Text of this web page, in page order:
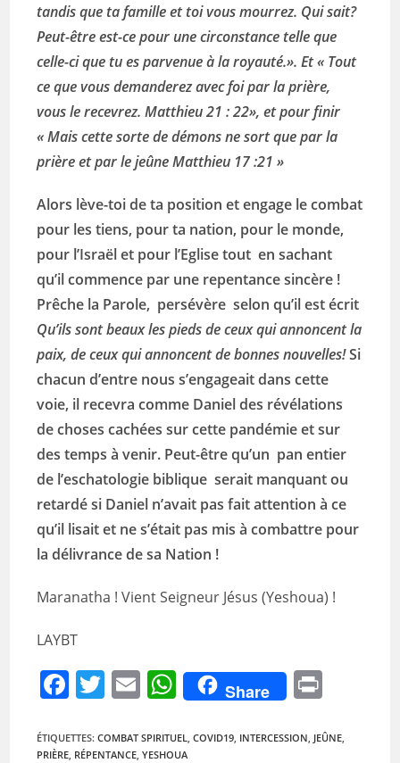
tandis que ta famille et toi vous mourrez. Qui sait?
Peut-être est-ce pour une circonstance telle que
celle-ci que tu es parvenue à la royauté.». Et « Tout
ce que vous demanderez avec foi par la prière,
vous le recevrez. Matthieu 21 : 22», et pour finir
« Mais cette sorte de démons ne sort que par la
prière et par le jeûne Matthieu 17 :21 »
Alors lève-toi de ta position et engage le combat
pour les tiens, pour ta nation, pour le monde,
pour l’Israël et pour l’Eglise tout en sachant
qu’il commence par une repentance sincère !
Prêche la Parole, persévère selon qu’il est écrit
Qu’ils sont beaux les pieds de ceux qui annoncent la
paix, de ceux qui annoncent de bonnes nouvelles!Si
chacun d’entre nous s’engageait dans cette
voie, il recevra comme Daniel des révélations
de choses cachées sur cette pandémie et sur
des temps à venir. Peut-être qu’un pan entier
de l’eschatologie biblique serait manquant ou
retardé si Daniel n’avait pas fait attention à ce
qu’il lisait et ne s’était pas mis à combattre pour
la délivrance de sa Nation !
Maranatha ! Vient Seigneur Jésus (Yeshoua) !
LAYBT
F
c
T
itt
E
ai
W
h
at
Share
t
ÉTIQUETTES:COMBAT SPIRITUEL COVID19 INTERCESSION JEÛNE
PRIÈRE RÉPENTANCE YESHOUA